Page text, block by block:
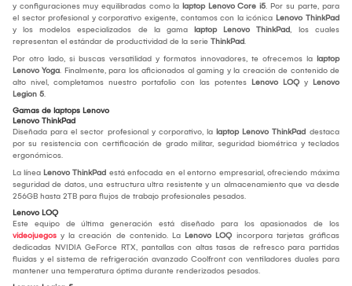
y configuraciones muy equilibradas como la laptop Lenovo Core i5. Por su parte, para
el sector profesional y corporativo exigente, contamos con la icónica Lenovo ThinkPad
y los modelos especializados de la gama laptop Lenovo ThinkPad, los cuales
representan el estándar de productividad de la serie ThinkPad.
Por otro lado, si buscas versatilidad y formatos innovadores, te ofrecemos la laptop
Lenovo Yoga. Finalmente, para los aficionados al gaming y la creación de contenido de
alto nivel, completamos nuestro portafolio con las potentes Lenovo LOQ y Lenovo
Legion 5.
Gamas de laptops Lenovo
Lenovo ThinkPad
Diseñada para el sector profesional y corporativo, la laptop Lenovo ThinkPad destaca
por su resistencia con certificación de grado militar, seguridad biométrica y teclados
ergonómicos.
La línea Lenovo ThinkPad está enfocada en el entorno empresarial, ofreciendo máxima
seguridad de datos, una estructura ultra resistente y un almacenamiento que va desde
256GB hasta 2TB para flujos de trabajo profesionales pesados.
Lenovo LOQ
Este equipo de última generación está diseñado para los apasionados de los
videojuegos y la creación de contenido. La Lenovo LOQ incorpora tarjetas gráficas
dedicadas NVIDIA GeForce RTX, pantallas con altas tasas de refresco para partidas
fluidas y el sistema de refrigeración avanzado Coolfront con ventiladores duales para
mantener una temperatura óptima durante renderizados pesados.